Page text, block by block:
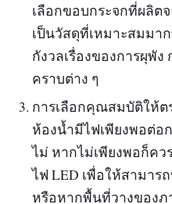
เลือกขอบกระจกที่ผลิต
เป็นวัสดุที่เหมาะสมมา
กังวลเรื่องของการผุพั
คราบต่าง ๆ
การเลือกคุณสมบัติให้ต
ห้องน้ำมีไฟเพียงพอต่อ
ไม่ หากไม่เพียงพอก็ค
ไฟ LED เพื่อให้สามาร
หรือหากพื้นที่วางของภ